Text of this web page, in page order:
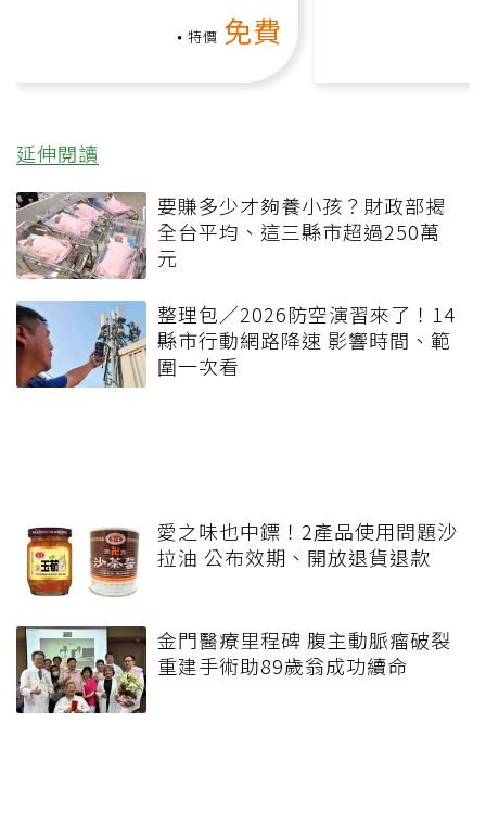
特價 免費
延伸閱讀
要賺多少才夠養小孩？財政部揭
全台平均、這三縣市超過250萬
元
整理包／2026防空演習來了！14
縣市行動網路降速 影響時間、範
圍一次看
愛之味也中鏢！2產品使用問題沙
拉油 公布效期、開放退貨退款
金門醫療里程碑 腹主動脈瘤破裂
重建手術助89歲翁成功續命